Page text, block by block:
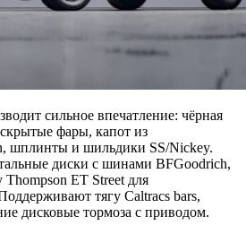
сильное впечатление: чёрная
фары, капот из
шплинты и шильдики SS/Nickey.
диски с шинами BFGoodrich,
ET Street для
тягу Caltracs bars,
дисковые тормоза с приводом.